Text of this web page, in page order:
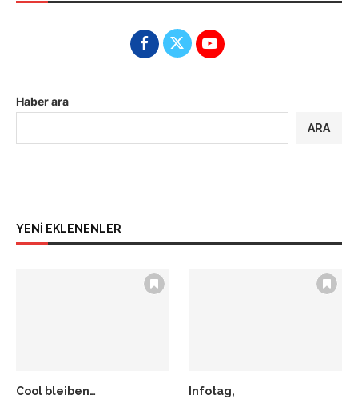
Haber ara
ARA
YENİ EKLENENLER
Cool bleiben…
Infotag,